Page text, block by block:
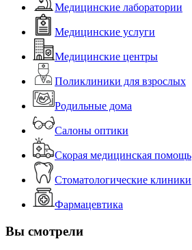
Медицинские лаборатории
Медицинские услуги
Медицинские центры
Поликлиники для взрослых
Родильные дома
Салоны оптики
Скорая медицинская помощь
Стоматологические клиники
Фармацевтика
Вы смотрели